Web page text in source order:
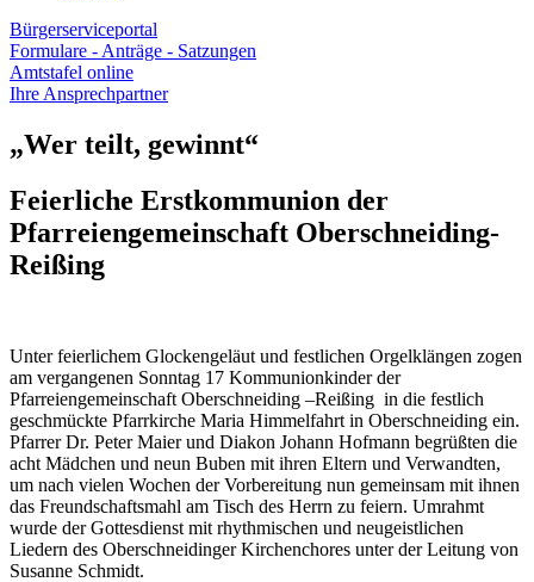
Bürgerserviceportal
Formulare - Anträge - Satzungen
Amtstafel online
Ihre Ansprechpartner
„Wer teilt, gewinnt“
Feierliche Erstkommunion der
Pfarreiengemeinschaft Oberschneiding-
Reißing
Unter feierlichem Glockengeläut und festlichen Orgelklängen zogen
am vergangenen Sonntag 17 Kommunionkinder der
Pfarreiengemeinschaft Oberschneiding –Reißing in die festlich
geschmückte Pfarrkirche Maria Himmelfahrt in Oberschneiding ein.
Pfarrer Dr. Peter Maier und Diakon Johann Hofmann begrüßten die
acht Mädchen und neun Buben mit ihren Eltern und Verwandten,
um nach vielen Wochen der Vorbereitung nun gemeinsam mit ihnen
das Freundschaftsmahl am Tisch des Herrn zu feiern. Umrahmt
wurde der Gottesdienst mit rhythmischen und neugeistlichen
Liedern des Oberschneidinger Kirchenchores unter der Leitung von
Susanne Schmidt.